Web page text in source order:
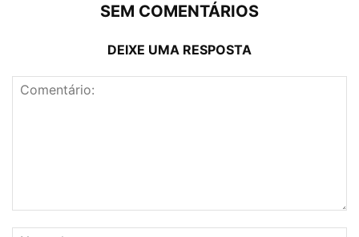
SEM COMENTÁRIOS
DEIXE UMA RESPOSTA